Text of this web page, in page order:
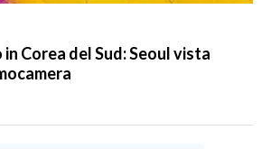
Corea del Sud: Seoul vista